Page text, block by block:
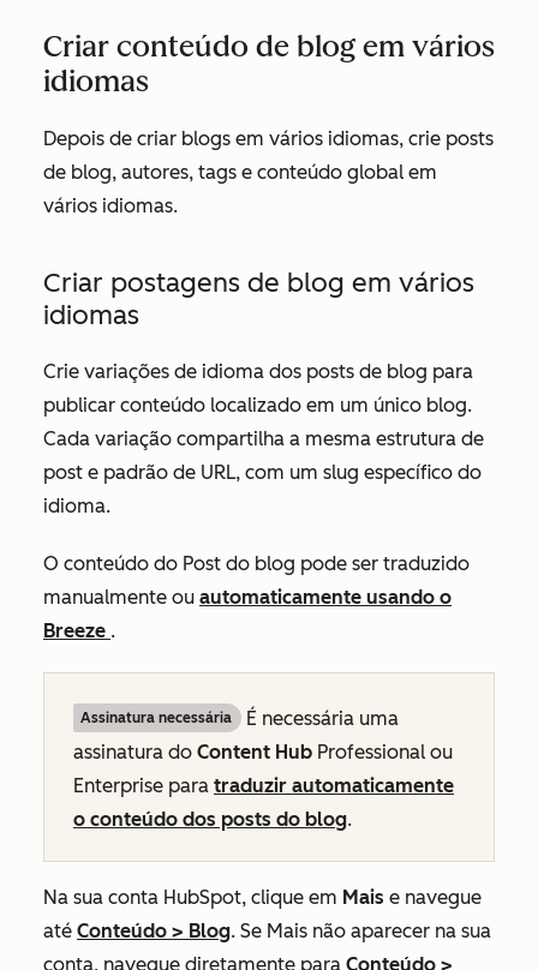
Criar conteúdo de blog em vários
idiomas
Depois de criar blogs em vários idiomas, crie posts
de blog, autores, tags e conteúdo global em
vários idiomas.
Criar postagens de blog em vários
idiomas
Crie variações de idioma dos posts de blog para
publicar conteúdo localizado em um único blog.
Cada variação compartilha a mesma estrutura de
post e padrão de URL, com um slug específico do
idioma.
O conteúdo do Post do blog pode ser traduzido
manualmente ou automaticamente usando o
Breeze .
Assinatura necessária
É necessária uma
assinatura do Content Hub Professional ou
Enterprise para traduzir automaticamente
o conteúdo dos posts do blog.
Na sua conta HubSpot, clique em Mais e navegue
até Conteúdo > Blog. Se Mais não aparecer na sua
conta, navegue diretamente para Conteúdo >